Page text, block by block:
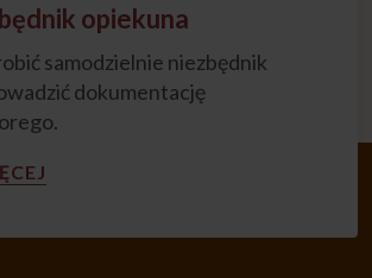
opiekuna
samodzielnie niezbędnik
dokumentację